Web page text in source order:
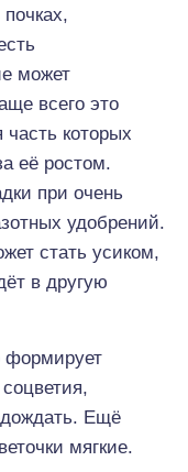
может
всего это
часть которых
её ростом.
при очень
удобрений.
стать усиком,
в другую
формирует
Ещё
мягкие.